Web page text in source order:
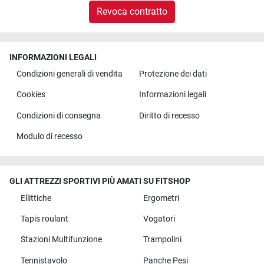
Revoca contratto
INFORMAZIONI LEGALI
Condizioni generali di vendita
Protezione dei dati
Cookies Informazioni legali
Condizioni di consegna Diritto di recesso
Modulo di recesso
GLI ATTREZZI SPORTIVI PIÙ AMATI SU FITSHOP
Ellittiche
Ergometri
Tapis roulant Vogatori
Stazioni Multifunzione Trampolini
Tennistavolo Panche Pesi